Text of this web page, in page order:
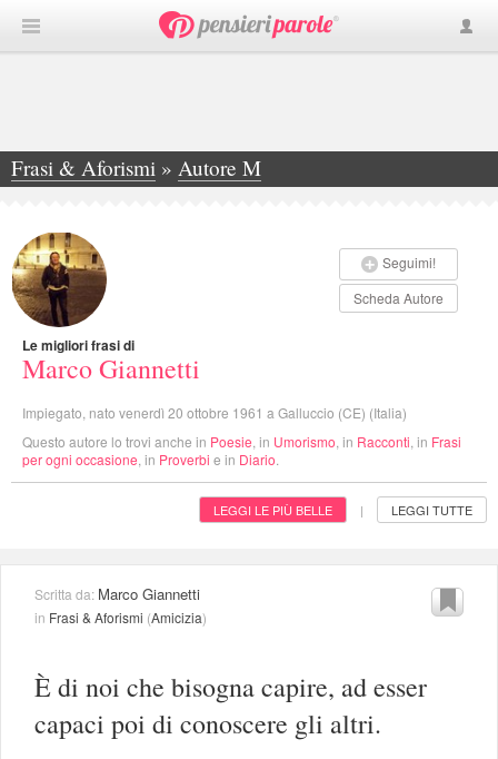
Frasi & Aforismi » Autore M
»Marco Giannetti
Seguimi!
Scheda Autore
Le migliori frasi di
Marco Giannetti
Impiegato, nato venerdì 20 ottobre 1961 a Galluccio (CE) (Italia)
Questo autore lo trovi anche in Poesie , in Umorismo , in Racconti , in Frasi
per ogni occasione , in Proverbi e in Diario
LEGGI LE PIÙ BELLE | LEGGI TUTTE
Scritta da: Marco Giannetti
in Frasi & Aforismi (Amicizia)
È di noi che bisogna capire, ad esser
capaci poi di conoscere gli altri.